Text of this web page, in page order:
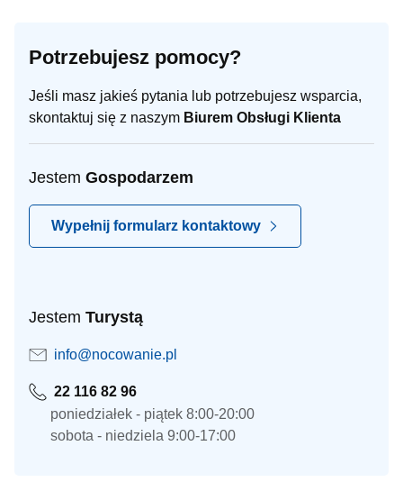
Potrzebujesz pomocy?
Jeśli masz jakieś pytania lub potrzebujesz wsparcia,
skontaktuj się z naszym Biurem Obsługi Klienta
Jestem Gospodarzem
Wypełnij formularz kontaktowy
Jestem Turystą
info@nocowanie.pl
22 116 82 96
poniedziałek - piątek 8:00-20:00
sobota - niedziela 9:00-17:00